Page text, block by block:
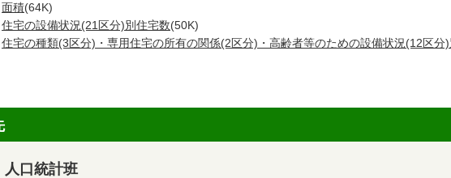
面積(64K)
住宅の設備状況(21区分)別住宅数(50K)
住宅の種類(3区分)・専用住宅の所有の関係(2区分)・高齢者等のための設備状況(12区分
口統計班